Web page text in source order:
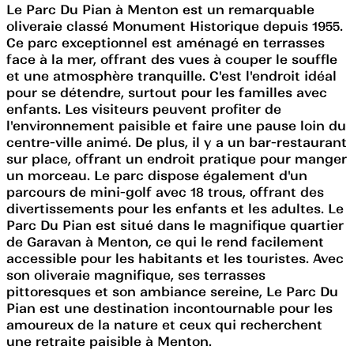
Le Parc Du Pian à Menton est un remarquable
oliveraie classé Monument Historique depuis 1955.
Ce parc exceptionnel est aménagé en terrasses
face à la mer, offrant des vues à couper le souffle
et une atmosphère tranquille. C'est l'endroit idéal
pour se détendre, surtout pour les familles avec
enfants. Les visiteurs peuvent profiter de
l'environnement paisible et faire une pause loin du
centre-ville animé. De plus, il y a un bar-restaurant
sur place, offrant un endroit pratique pour manger
un morceau. Le parc dispose également d'un
parcours de mini-golf avec 18 trous, offrant des
divertissements pour les enfants et les adultes. Le
Parc Du Pian est situé dans le magnifique quartier
de Garavan à Menton, ce qui le rend facilement
accessible pour les habitants et les touristes. Avec
son oliveraie magnifique, ses terrasses
pittoresques et son ambiance sereine, Le Parc Du
Pian est une destination incontournable pour les
amoureux de la nature et ceux qui recherchent
une retraite paisible à Menton.